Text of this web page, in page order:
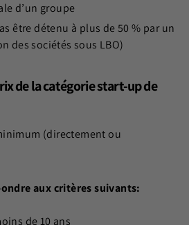
d’un groupe
être détenu à plus de 50 % par un
des sociétés sous LBO)
de la catégorie start-up de
(directement ou
aux critères suivants:
de 10 ans